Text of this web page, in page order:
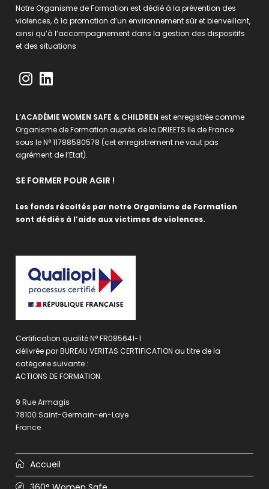
Notre Organisme de Formation est dédié à la prévention des
violences, à la promotion d’un environnement sûr et bienveillant,
ainsi qu’à l’accompagnement dans la gestion des dispositifs
et des situations
L’ACADÉMIE WOMEN SAFE & CHILDREN est enregistrée comme
Organisme de Formation auprès de la DRIEETS Ile de France
sous le N° 11788580578 (cet enregistrement ne vaut pas
agrément de l’Etat).
SE FORMER POUR AGIR !
Les fonds récoltés par notre Organisme de Formation
sont dédiés à l’aide aux victimes de violences.
Certification qualité N° FR085641-1
délivrée par BUREAU VERITAS CERTIFICATION au titre de la
catégorie suivante :
ACTIONS DE FORMATION.
9 Rue Armagis
78100 Saint-Germain-en-Laye
France
Accueil